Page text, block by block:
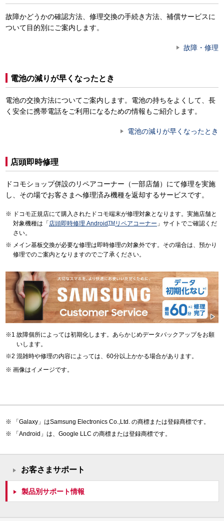
故障かどうかの確認方法、修理交換の手続き方法、補償サービスに
ついて目的別にご案内します。
故障・修理
電池の減りが早くなったとき
電池の交換方法についてご案内します。電池の持ちをよくして、長
く安全に携帯電話をご利用になるための情報もご紹介します。
電池の減りが早くなったとき
店頭即時修理
ドコモショップ併設のリペアコーナー（一部店舗）にて修理を実施
し、その場でお客さまへ修理済み機種を返却するサービスです。
ドコモ正規店にて購入されたドコモ端末が修理対象となります。実施店舗と
対象機種は「 店頭即時修理 AndroidTMリペアコーナー 」サイトでご確認くだ
さい。
メイン基板交換が必要な修理は即時修理の対象外です。その場合は、預かり
修理でのご案内となりますのでご了承ください。
故障個所によっては初期化します。あらかじめデータバックアップをお願
いします。
混雑時や修理の内容によっては、60分以上かかる場合があります。
画像はイメージです。
「Galaxy」はSamsung Electronics Co.,Ltd. の商標または登録商標です。
「Android」は、Google LLC の商標または登録商標です。
お客さまサポート
製品別サポート情報